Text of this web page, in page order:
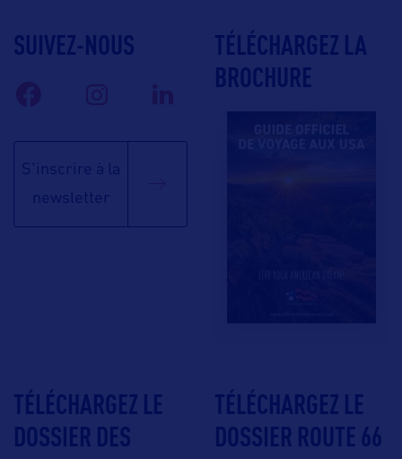
SUIVEZ-NOUS
S'inscrire à la
newsletter
TÉLÉCHARGEZ LA
BROCHURE
TÉLÉCHARGEZ LE
DOSSIER DES
TÉLÉCHARGEZ LE
DOSSIER ROUTE 66